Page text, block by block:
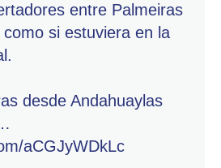
entre Palmeiras
si estuviera en la
desde Andahuaylas
aCGJyWDkLc